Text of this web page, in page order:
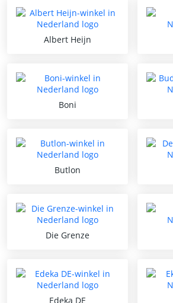
Albert Heijn
Boni
Butlon
Die Grenze
Edeka DE